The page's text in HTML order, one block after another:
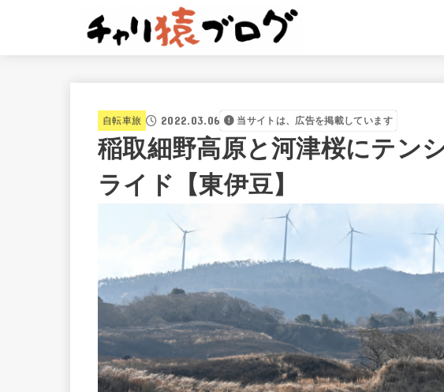
自転車旅 2022.03.06 当サイトは、広告を掲載しています
稲取細野高原と河津桜にテン
ライド【東伊豆】